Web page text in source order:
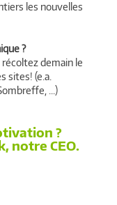
les nouvelles
?
demain le
sites! (e.a.
...)
?
notre CEO.